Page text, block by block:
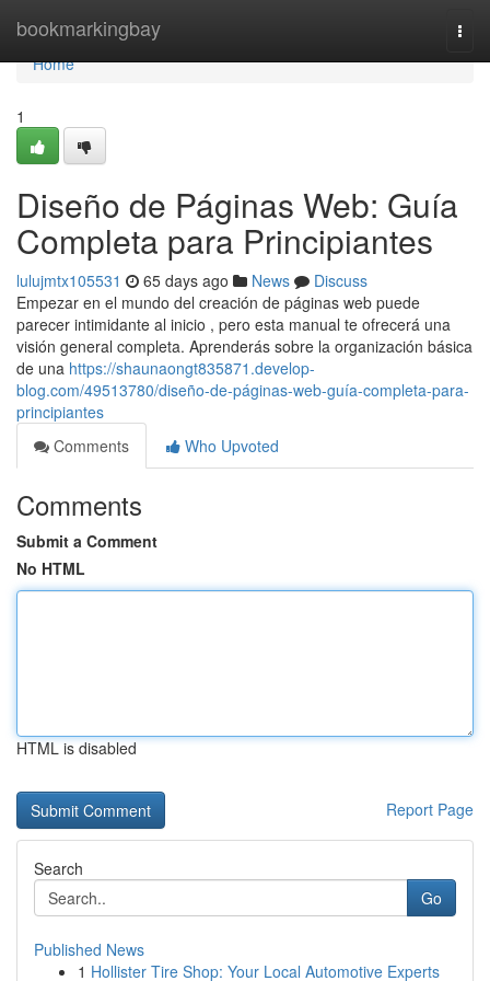
bookmarkingbay
Home
Home
1
Diseño de Páginas Web: Guía
Completa para Principiantes
lulujmtx105531 65 days ago News
Discuss
Empezar en el mundo del creación de páginas web puede
parecer intimidante al inicio , pero esta manual te ofrecerá una
visión general completa. Aprenderás sobre la organización básica
de una https://shaunaongt835871.develop-
blog.com/49513780/diseño-de-páginas-web-guía-completa-para-
principiantes
Comments
Who Upvoted
Comments
Submit a Comment
No HTML
HTML is disabled
Report Page
Search
Go
Published News
1 Hollister Tire Shop: Your Local Automotive Experts